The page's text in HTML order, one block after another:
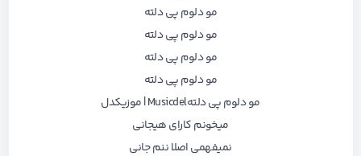
ﻣﻮ دﻟﻮم ﭘﻰ دﻟﺘﻪ
ﻣﻮ دﻟﻮم ﭘﻰ دﻟﺘﻪ
ﻣﻮ دﻟﻮم ﭘﻰ دﻟﺘﻪ
ﻣﻮ دﻟﻮم ﭘﻰ دﻟﺘﻪ
ﻣﻮ دﻟﻮم ﭘﻰ دﻟﺘﻪMusicdel | موزیکدل
ﻣﻴﺨﻮﻧﻢ ﻛﺎرای ﻫﻴﺠﺎﻧﻰ
ﻧﻤﻴﻔﻬﻤﻰ اﺻﻠﺎ ﻧﻨﻢ ﺟﺎﻧﻰ